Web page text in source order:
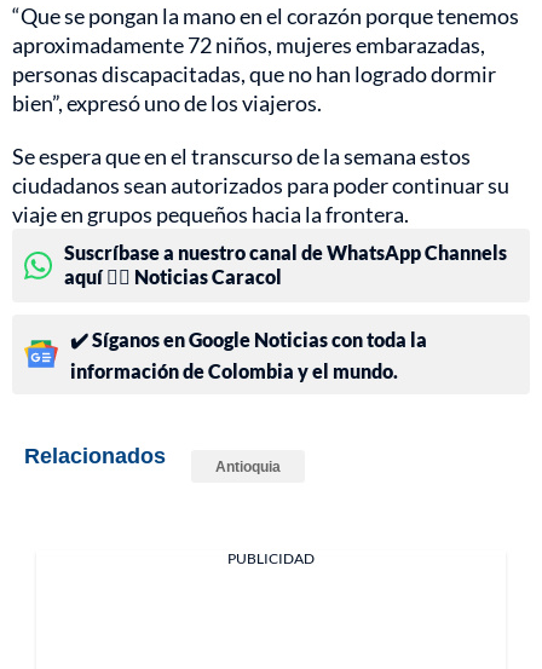
“Que se pongan la mano en el corazón porque tenemos
aproximadamente 72 niños, mujeres embarazadas,
personas discapacitadas, que no han logrado dormir
bien”, expresó uno de los viajeros.
Se espera que en el transcurso de la semana estos
ciudadanos sean autorizados para poder continuar su
viaje en grupos pequeños hacia la frontera.
Suscríbase a nuestro canal de WhatsApp Channels
aquí 👉🏻 Noticias Caracol
✔️ Síganos en Google Noticias con toda la
información de Colombia y el mundo.
Relacionados Antioquia
PUBLICIDAD